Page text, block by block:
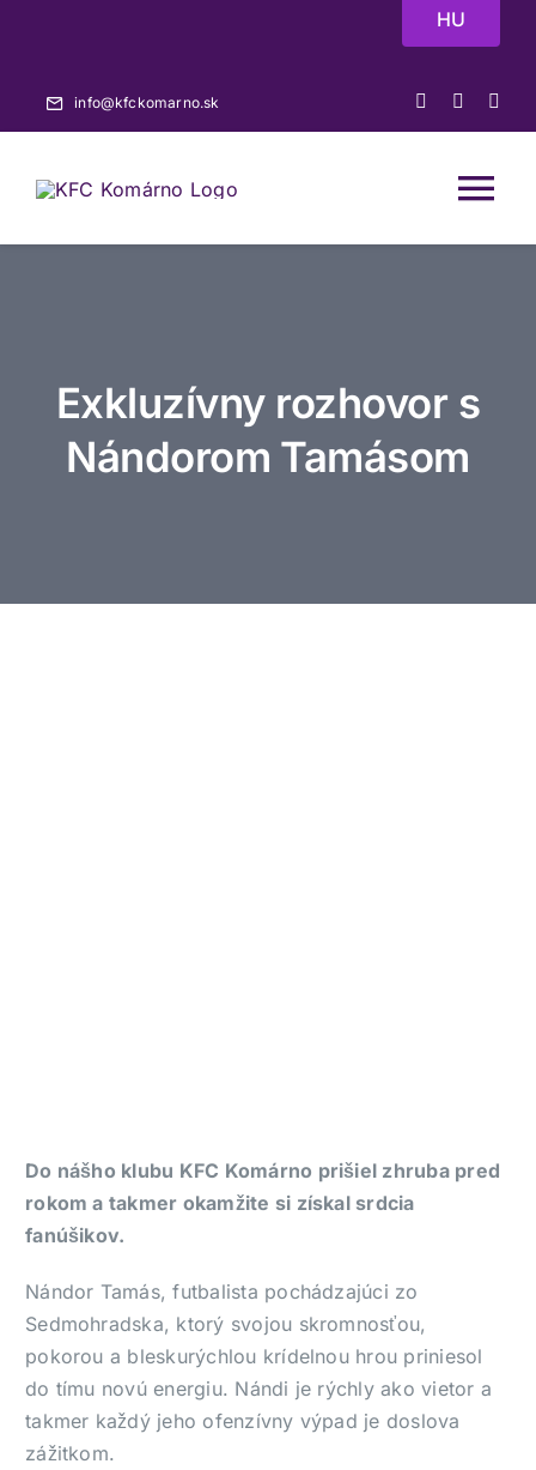
HU
info@kfckomarno.sk
Vstupenky
Exkluzívny rozhovor s
Nándorom Tamásom
Do nášho klubu KFC Komárno prišiel zhruba pred
rokom a takmer okamžite si získal srdcia
fanúšikov.
Nándor Tamás, futbalista pochádzajúci zo
Sedmohradska, ktorý svojou skromnosťou,
pokorou a bleskurýchlou krídelnou hrou priniesol
do tímu novú energiu. Nándi je rýchly ako vietor a
takmer každý jeho ofenzívny výpad je doslova
zážitkom.